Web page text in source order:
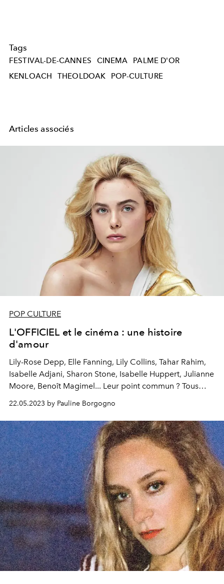
Tags
FESTIVAL-DE-CANNES CINEMA
PALME D'OR
KENLOACH
THEOLDOAK POP-CULTURE
Articles associés
POP CULTURE
L'OFFICIEL et le cinéma : une histoire
d'amour
Lily-Rose Depp, Elle Fanning, Lily Collins, Tahar Rahim,
Isabelle Adjani, Sharon Stone, Isabelle Huppert, Julianne
Moore, Benoît Magimel... Leur point commun ? Tous
sont doués d'un talent d'acteur indéniable, et tous sont
passés sous l'objectif de
L'OFFICIEL
plus d'un siècle d'amour entreL'OFFICIELet le cinéma.
22.05.2023 by Pauline Borgogno